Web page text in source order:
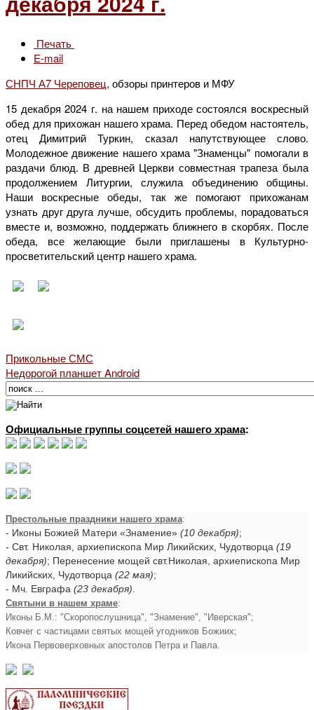
Печать
E-mail
СНПЧ А7 Череповец, обзоры принтеров и МФУ
15 декабря 2024 г. на нашем приходе состоялся воскресный
обед для прихожан нашего храма. Перед обедом настоятель,
отец Димитрий Туркин, сказал напутствующее слово.
Молодежное движение нашего храма "Знаменцы" помогали в
раздачи блюд. В древней Церкви совместная трапеза была
продолжением Литургии, служила объединению общины.
Наши воскресные обеды, так же помогают прихожанам
узнать друг друга лучше, обсудить проблемы, порадоваться
вместе и, возможно, поддержать ближнего в скорбях. После
обеда, все желающие были приглашены в Культурно-
просветительский центр нашего храма.
Прикольные СМС
Недорогой планшет Android
Официальные группы соцсетей нашего храма:
Престольные праздники нашего храма:
- Иконы Божией Матери «Знамение» (10 декабря);
- Свт. Николая, архиепископа Мир Ликийских, Чудотворца (19
декабря); Перенесение мощей свт.Николая, архиепископа Мир
Ликийских, Чудотворца (22 мая);
- Мч. Евграфа (23 декабря)
Святыни в нашем храме:
Иконы Б.М.: "Скоропослушница", "Знамение", "Иверская";
Ковчег с частицами святых мощей угодников Божиих;
Икона Первоверховных апостолов Петра и Павла.